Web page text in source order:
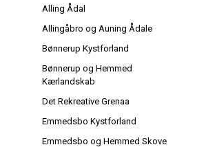
Alling Ådal
Allingåbro og Auning Ådale
Bønnerup Kystforland
Bønnerup og Hemmed
Kærlandskab
Det Rekreative Grenaa
Emmedsbo Kystforland
Emmedsbo og Hemmed Skove